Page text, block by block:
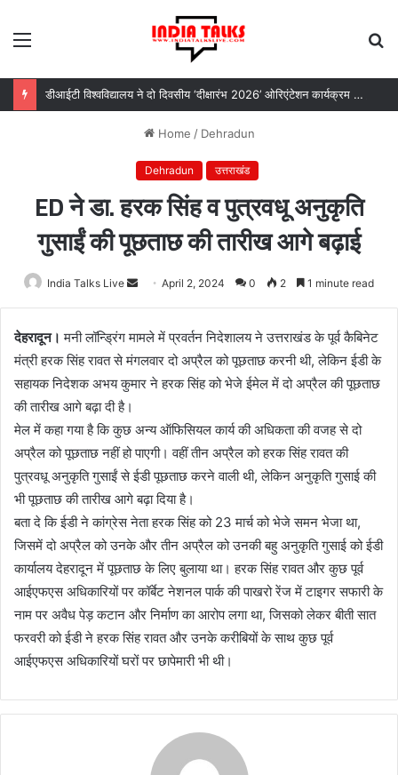
डीआईटी विश्वविद्यालय ने दो दिवसीय ‘दीक्षारंभ 2026’ ओरिएंटेशन कार्यक्रम का किया आयोजन
Home / Dehradun
Dehradun उत्तराखंड
ED ने डा. हरक सिंह व पुत्रवधू अनुकृति
गुसाईं की पूछताछ की तारीख आगे बढ़ाई
India Talks Live
Send
an
April 2, 2024 0 2 1 minute read
देहरादून। मनी लॉन्ड्रिंग मामले में प्रवर्तन निदेशालय ने उत्तराखंड के पूर्व कैबिनेट
मंत्री हरक सिंह रावत से मंगलवार दो अप्रैल को पूछताछ करनी थी, लेकिन ईडी के
सहायक निदेशक अभय कुमार ने हरक सिंह को भेजे ईमेल में दो अप्रैल की पूछताछ
की तारीख आगे बढ़ा दी है।
मेल में कहा गया है कि कुछ अन्य ऑफिसियल कार्य की अधिकता की वजह से दो
अप्रैल को पूछताछ नहीं हो पाएगी। वहीं तीन अप्रैल को हरक सिंह रावत की
पुत्रवधू अनुकृति गुसाईं से ईडी पूछताछ करने वाली थी, लेकिन अनुकृति गुसाई की
भी पूछताछ की तारीख आगे बढ़ा दिया है।
बता दे कि ईडी ने कांग्रेस नेता हरक सिंह को 23 मार्च को भेजे समन भेजा था,
जिसमें दो अप्रैल को उनके और तीन अप्रैल को उनकी बहु अनुकृति गुसाई को ईडी
कार्यालय देहरादून में पूछताछ के लिए बुलाया था। हरक सिंह रावत और कुछ पूर्व
आईएफएस अधिकारियों पर कॉर्बेट नेशनल पार्क की पाखरो रेंज में टाइगर सफारी के
नाम पर अवैध पेड़ कटान और निर्माण का आरोप लगा था, जिसको लेकर बीती सात
फरवरी को ईडी ने हरक सिंह रावत और उनके करीबियों के साथ कुछ पूर्व
आईएफएस अधिकारियों घरों पर छापेमारी भी थी।